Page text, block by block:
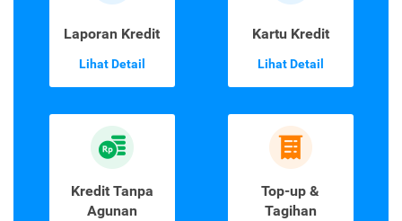
Laporan Kredit
Lihat Detail
Kartu Kredit
Lihat Detail
Kredit Tanpa
Agunan
Top-up &
Tagihan